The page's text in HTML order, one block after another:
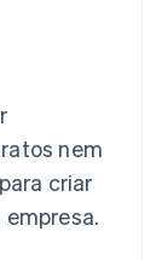
nem
criar